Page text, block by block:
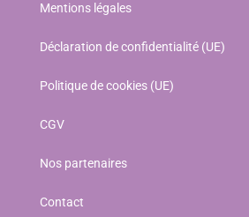
Mentions légales
Déclaration de confidentialité (UE)
Politique de cookies (UE)
CGV
Nos partenaires
Contact